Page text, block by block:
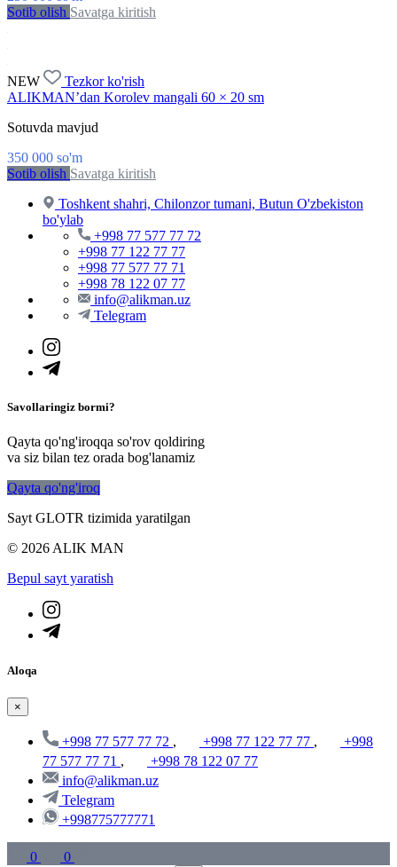
Sotib olish Savatga kiritish
NEW
Tezkor ko'rish
ALIKMAN’dan Korolev mangali 60 × 20 sm
Sotuvda mavjud
350 000 so'm
Sotib olish Savatga kiritish
Toshkent shahri, Chilonzor tumani, Butun O'zbekiston
bo'ylab
+998 77 577 77 72
+998 77 122 77 77
+998 77 577 77 71
+998 78 122 07 77
info@alikman.uz
Telegram
Savollaringiz bormi?
Qayta qo'ng'iroqqa so'rov qoldiring
va siz bilan tez orada bog'lanamiz
Qayta qo'ng'iroq
Sayt GLOTR tizimida yaratilgan
© 2026 ALIK MAN
Bepul sayt yaratish
Aloqa
×
+998 77 577 77 72 , +998 77 122 77 77 ,
+998
77 577 77 71 ,
+998 78 122 07 77
info@alikman.uz
Telegram
+998775777771
0 0